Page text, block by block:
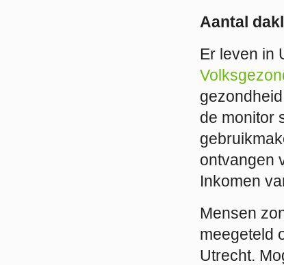
Aantal
Er leven in
de monitor
ontvangen
Inkomen
Mensen
meegeteld
Utrecht.